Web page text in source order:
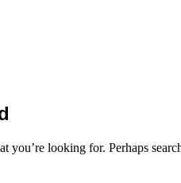
you’re looking for. Perhaps